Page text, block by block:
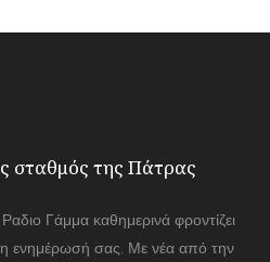
σταθμός της Πάτρας
Γάμμα καθημερινά φροντίζει
ενημέρωσή σας. Με νέα από την